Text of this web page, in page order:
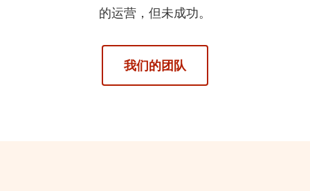
的运营，但未成功。
我们的团队